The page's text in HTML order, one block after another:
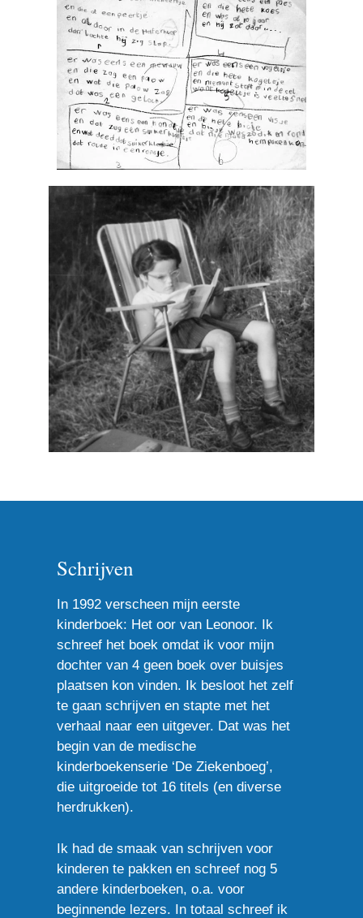
Schrijven
In 1992 verscheen mijn eerste
kinderboek: Het oor van Leonoor. Ik
schreef het boek omdat ik voor mijn
dochter van 4 geen boek over buisjes
plaatsen kon vinden. Ik besloot het zelf
te gaan schrijven en stapte met het
verhaal naar een uitgever. Dat was het
begin van de medische
kinderboekenserie ‘De Ziekenboeg’,
die uitgroeide tot 16 titels (en diverse
herdrukken).
Ik had de smaak van schrijven voor
kinderen te pakken en schreef nog 5
andere kinderboeken, o.a. voor
beginnende lezers. In totaal schreef ik